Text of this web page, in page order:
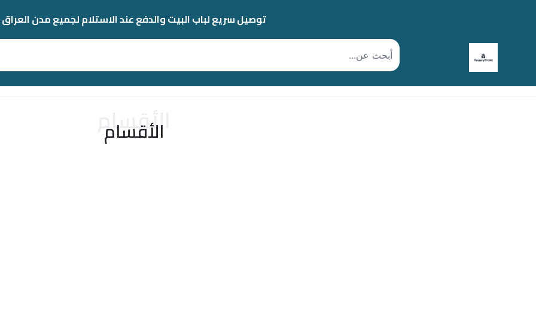
توصيل سريع لباب البيت والدفع عند الاستلام لجميع مدن العراق
الأقسام
الأقسام